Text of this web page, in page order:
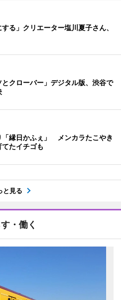
する」クリエーター塩川夏子さん、
クローバー」デジタル版、渋谷で
「縁日かふぇ」 メンカラたこやき
たイチゴも
と見る
・働く